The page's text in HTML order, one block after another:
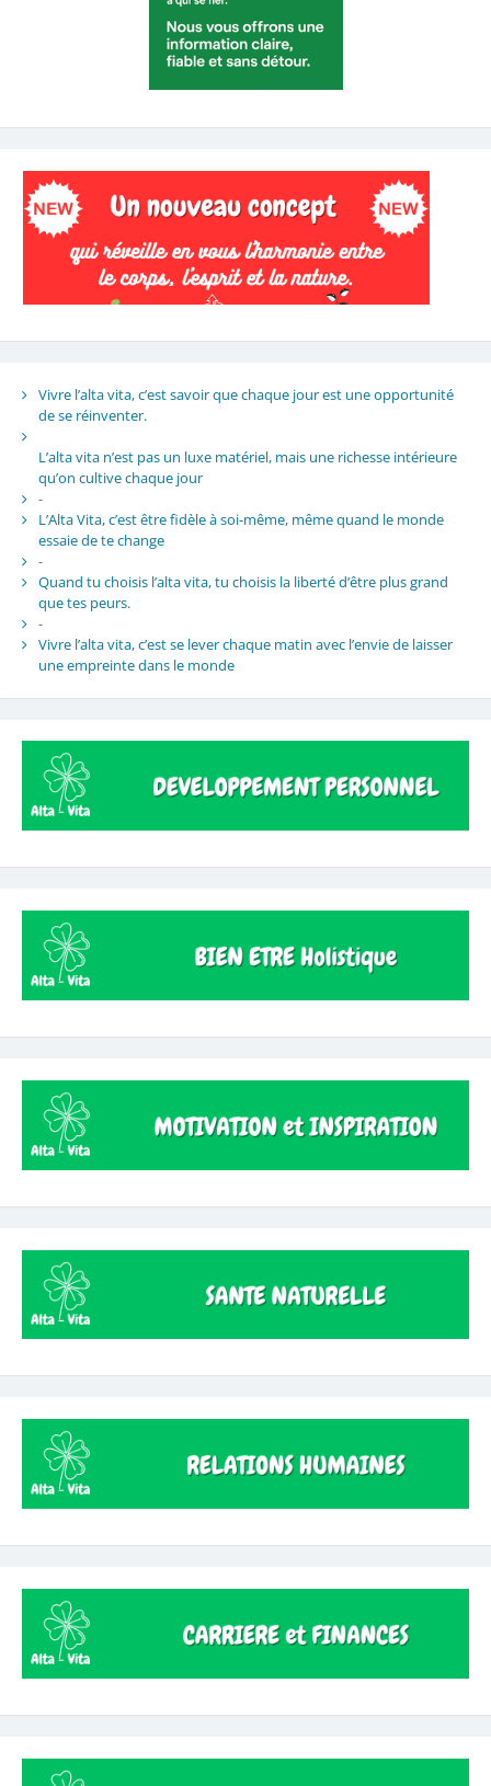
Vivre l’alta vita, c’est savoir que chaque jour est une opportunité
de se réinventer.
L’alta vita n’est pas un luxe matériel, mais une richesse intérieure
qu’on cultive chaque jour
-
L’Alta Vita, c’est être fidèle à soi-même, même quand le monde
essaie de te change
-
Quand tu choisis l’alta vita, tu choisis la liberté d’être plus grand
que tes peurs.
-
Vivre l’alta vita, c’est se lever chaque matin avec l’envie de laisser
une empreinte dans le monde